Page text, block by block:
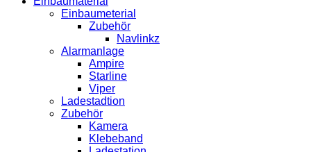
Einbaumeterial
Zubehör
Navlinkz
Alarmanlage
Ampire
Starline
Viper
Ladestadtion
Zubehör
Kamera
Klebeband